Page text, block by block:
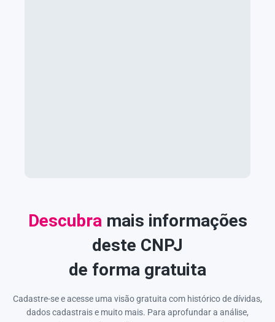
Descubramais informações
deste CNPJ
de forma gratuita
Cadastre-se e acesse uma visão gratuita com histórico de dívidas,
dados cadastrais e muito mais. Para aprofundar a análise,